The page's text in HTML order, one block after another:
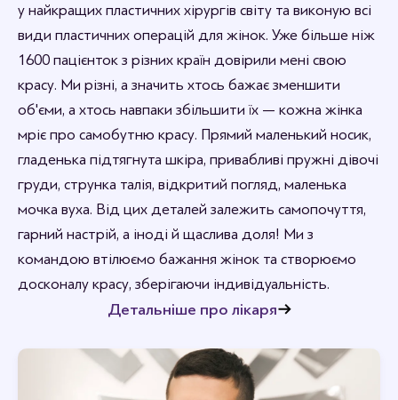
у найкращих пластичних хірургів світу та виконую всі
види пластичних операцій для жінок. Уже більше ніж
1600 пацієнток з різних країн довірили мені свою
красу. Ми різні, а значить хтось бажає зменшити
об'єми, а хтось навпаки збільшити їх — кожна жінка
мріє про самобутню красу. Прямий маленький носик,
гладенька підтягнута шкіра, привабливі пружні дівочі
груди, струнка талія, відкритий погляд, маленька
мочка вуха. Від цих деталей залежить самопочуття,
гарний настрій, а іноді й щаслива доля! Ми з
командою втілюємо бажання жінок та створюємо
досконалу красу, зберігаючи індивідуальність.
Детальніше про лікаря